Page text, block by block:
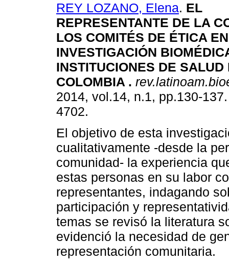
REY LOZANO, Elena. EL
REPRESENTANTE DE LA
LOS COMITÉS DE ÉTICA EN
INVESTIGACIÓN
INSTITUCIONES DE SALUD
COLOMBIA .
2014, vol.14, n.1, pp.130-
4702.
El objetivo de esta
cualitativamente -desde la
comunidad- la experiencia
estas personas en su labor
representantes, indagando
participación y
temas se revisó la literatura
evidenció la necesidad de
representación comunitaria.